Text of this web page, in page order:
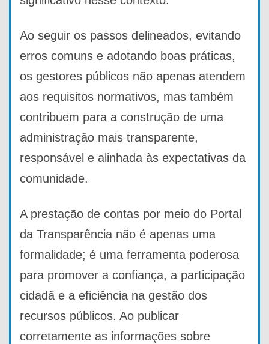
Ao seguir os passos delineados, evitando
erros comuns e adotando boas práticas,
os gestores públicos não apenas atendem
aos requisitos normativos, mas também
contribuem para a construção de uma
administração mais transparente,
responsável e alinhada às expectativas da
comunidade.
A prestação de contas por meio do Portal
da Transparência não é apenas uma
formalidade; é uma ferramenta poderosa
para promover a confiança, a participação
cidadã e a eficiência na gestão dos
recursos públicos. Ao publicar
corretamente as informações sobre